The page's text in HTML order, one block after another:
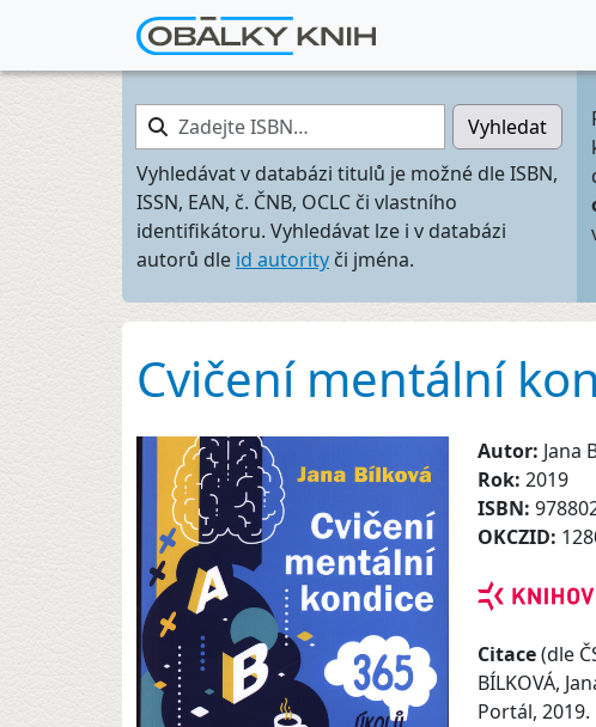
Zadejte ISBN…
Vyhledat
Vyhledávat v databázi titulů je možné dle ISBN,
ISSN, EAN, č. ČNB, OCLC či vlastního
identifikátoru. Vyhledávat lze i v databázi
autorů dle id autority či jména.
Cvičení mentální
Autor: Jana
Rok: 2019
ISBN:
OKCZID:
Citace(dle
BÍLKOVÁ,
Portál,